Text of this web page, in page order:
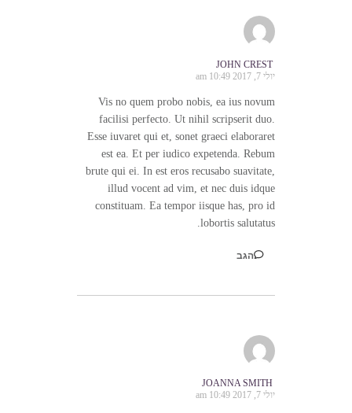
JOHN CREST
יולי 7, 2017 10:49 am
Vis no quem probo nobis, ea ius novum
facilisi perfecto. Ut nihil scripserit duo.
Esse iuvaret qui et, sonet graeci elaboraret
est ea. Et per iudico expetenda. Rebum
brute qui ei. In est eros recusabo suavitate,
illud vocent ad vim, et nec duis idque
constituam. Ea tempor iisque has, pro id
lobortis salutatus.
הגב
JOANNA SMITH
יולי 7, 2017 10:49 am